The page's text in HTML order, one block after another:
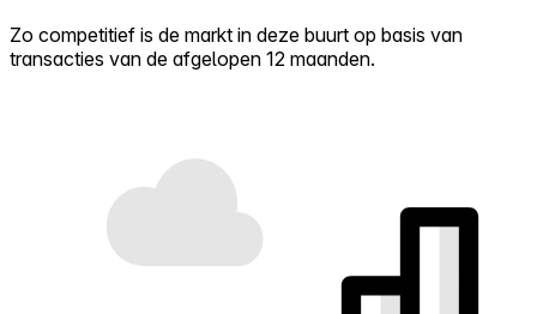
Zo competitief is de markt in deze buurt op basis van
transacties van de afgelopen 12 maanden.